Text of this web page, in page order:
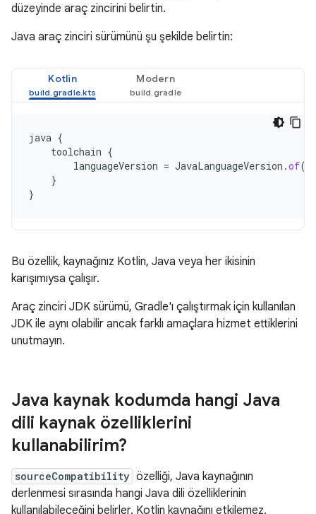
düzeyinde araç zincirini belirtin.
Java araç zinciri sürümünü şu şekilde belirtin:
Kotlin Modern
java {
toolchain {
languageVersion = JavaLanguageVersion .of(
}
}
Bu özellik, kaynağınız Kotlin, Java veya her ikisinin
karışımıysa çalışır.
Araç zinciri JDK sürümü, Gradle'ı çalıştırmak için kullanılan
JDK ile aynı olabilir ancak farklı amaçlara hizmet ettiklerini
unutmayın.
Java kaynak kodumda hangi Java
dili kaynak özelliklerini
kullanabilirim?
sourceCompatibility özelliği, Java kaynağının
derlenmesi sırasında hangi Java dili özelliklerinin
kullanılabileceğini belirler. Kotlin kaynağını etkilemez.